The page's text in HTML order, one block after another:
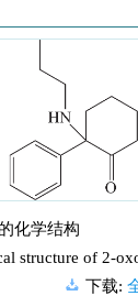
化学结构
structure of 2-
下载: